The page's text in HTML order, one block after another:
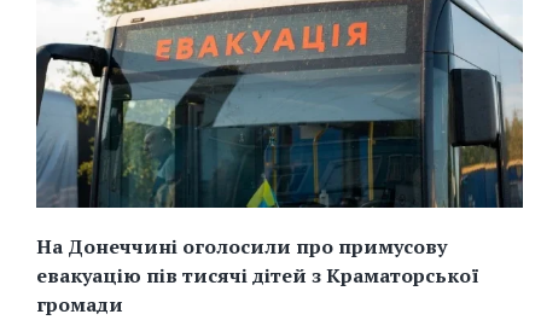
На Донеччині оголосили про примусову
евакуацію пів тисячі дітей з Краматорської
громади